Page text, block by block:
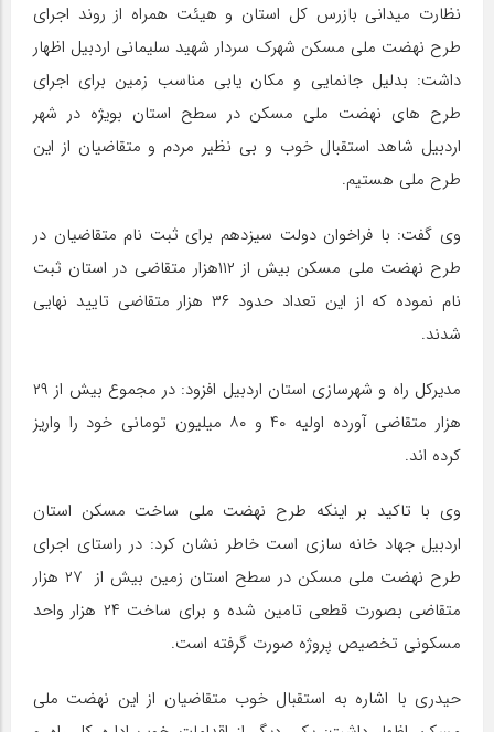
نظارت میدانی بازرس کل استان و هیئت همراه از روند اجرای
طرح نهضت ملی مسکن شهرک سردار شهید سلیمانی اردبیل اظهار
داشت: بدلیل جانمایی و مکان یابی مناسب زمین برای اجرای
طرح های نهضت ملی مسکن در سطح استان بویژه در شهر
اردبیل شاهد استقبال خوب و بی نظیر مردم و متقاضیان از این
طرح ملی هستیم.
وی گفت: با فراخوان دولت سیزدهم برای ثبت نام متقاضیان در
طرح نهضت ملی مسکن بیش از ۱۱۲هزار متقاضی در استان ثبت
نام نموده که از این تعداد حدود ۳۶ هزار متقاضی تایید نهایی
شدند.
مدیرکل راه و شهرسازی استان اردبیل افزود: در مجموع بیش از ۲۹
هزار متقاضی آورده اولیه ۴۰ و ۸۰ میلیون تومانی خود را واریز
کرده اند.
وی با تاکید بر اینکه طرح نهضت ملی ساخت مسکن استان
اردبیل جهاد خانه سازی است خاطر نشان کرد: در راستای اجرای
طرح نهضت ملی مسکن در سطح استان زمین بیش از ۲۷ هزار
متقاضی بصورت قطعی تامین شده و برای ساخت ۲۴ هزار واحد
مسکونی تخصیص پروژه صورت گرفته است.
حیدری با اشاره به استقبال خوب متقاضیان از این نهضت ملی